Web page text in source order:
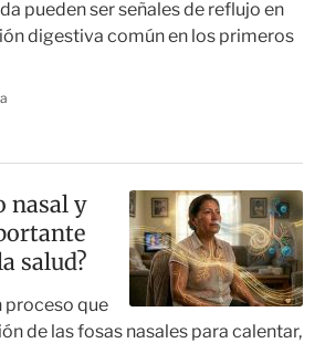
pueden ser señales de reflujo en
digestiva común en los primeros
nasal y
salud?
proceso que
de las fosas nasales para calentar,